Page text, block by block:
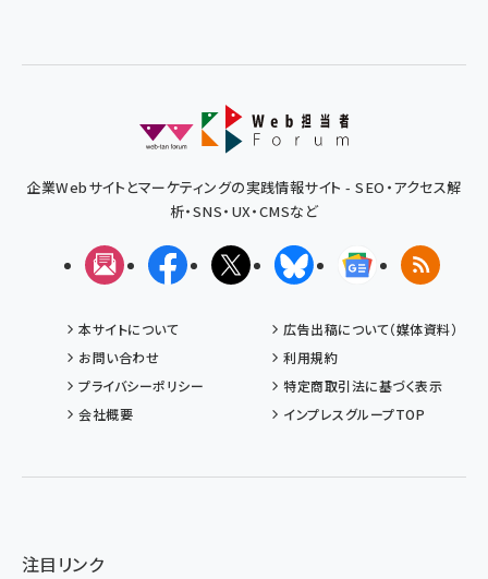
企業Webサイトとマーケティングの実践情報サイト - SEO・アクセス解
析・SNS・UX・CMSなど
メルマガFacebookX(エックス)BlueskyGoogleニュ
RSS
本サイトについて
広告出稿について（媒体資料）
お問い合わせ
利用規約
プライバシーポリシー
特定商取引法に基づく表示
会社概要
インプレスグループTOP
注目リンク